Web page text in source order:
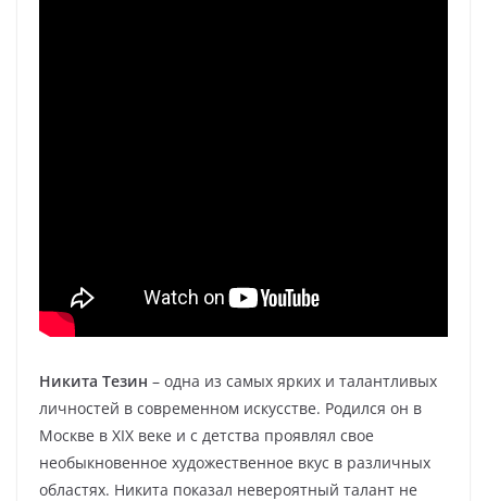
Никита Тезин – одна из самых ярких и талантливых
личностей в современном искусстве. Родился он в
Москве в XIX веке и с детства проявлял свое
необыкновенное художественное вкус в различных
областях. Никита показал невероятный талант не